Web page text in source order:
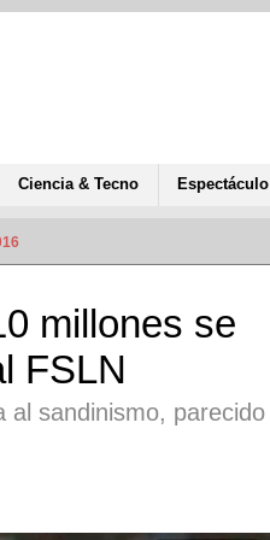
Ciencia & Tecno Espectáculo
millones se
FSLN
al sandinismo, parecido